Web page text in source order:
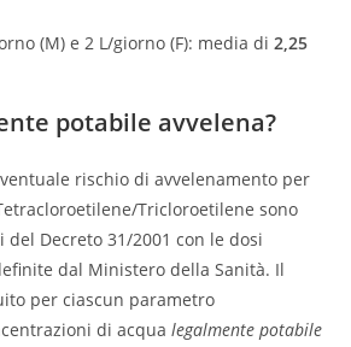
(M) e 2 L/giorno (F): media di2,25
potabile avvelena?
rischio di avvelenamento per
Tricloroetilene sono
Decreto 31/2001 con le dosi
dal Ministero della Sanità. Il
per ciascun parametro
di acqualegalmente potabile